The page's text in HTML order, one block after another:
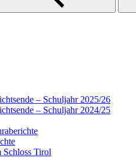
– Schuljahr 2025/26
– Schuljahr 2024/25
Schloss Tirol